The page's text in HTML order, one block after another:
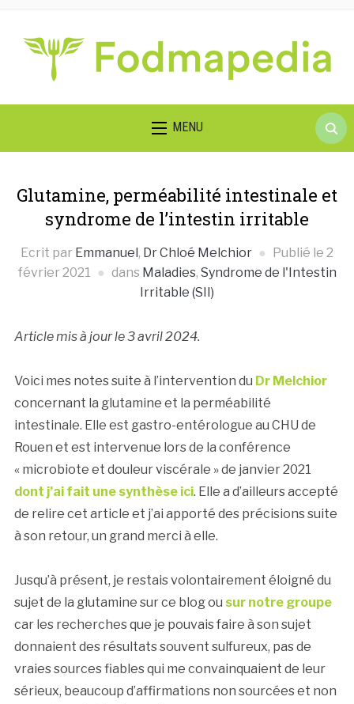
for:
MENU
Glutamine, perméabilité intestinale et
syndrome de l’intestin irritable
Ecrit par Emmanuel, Dr Chloé Melchior Publié le 2
février 2021
dans Maladies, Syndrome de l'Intestin
Irritable (SII)
Article mis à jour le 3 avril 2024.
Voici mes notes suite à l’intervention du Dr Melchior
concernant la glutamine et la perméabilité
intestinale. Elle est gastro-entérologue au CHU de
Rouen et est intervenue lors de la conférence
« microbiote et douleur viscérale » de janvier 2021
dont j’ai fait une synthèse ici. Elle a d’ailleurs accepté
de relire cet article et j’ai apporté des précisions suite
à son retour, un grand merci à elle.
Jusqu’à présent, je restais volontairement éloigné du
sujet de la glutamine sur ce blog ou sur notre groupe
car les recherches que je pouvais faire à son sujet
donnaient des résultats souvent sulfureux, pas de
vraies sources fiables qui me convainquaient de leur
sérieux, beaucoup d’affirmations non sourcées et non